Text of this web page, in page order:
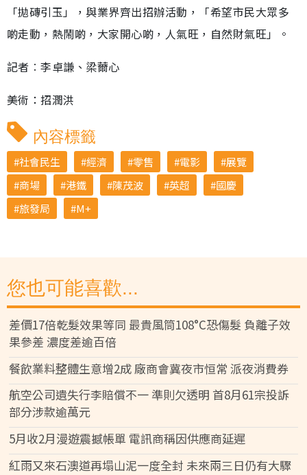
「拋磚引玉」，與業界齊出招辦活動，「希望市民大眾多
啲走動，熱鬧啲，大家開心啲，人氣旺，自然財氣旺」。
記者︰李卓謙、梁薾心
美術：招潤洪
內容標籤
社會民生 經濟 零售 電影
展覽
商場
港鐵 陳茂波 英超
國慶
旅發局
M+
您也可能喜歡...
差價17倍乾髮效果等同 最貴風筒108°C恐傷髮 負離子效
果參差 濃度差逾百倍
餐飲業料整體生意增2成 廠商會冀夜市恒常 派夜消費券
航空公司遺失行李賠償不一 準則欠透明 首8月61宗投訴
部分涉款逾萬元
5月收2月漫遊震撼帳單 電訊商稱因供應商延遲
紅雨又來石澳道再塌山泥一度全封 未來兩三日仍有大驟